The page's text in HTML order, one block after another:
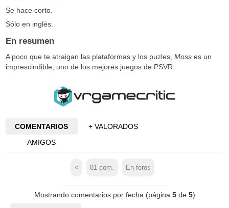
Se hace corto.
Sólo en inglés.
En resumen
A poco que te atraigan las plataformas y los puzles,Moss es un
imprescindible; uno de los mejores juegos de PSVR.
COMENTARIOS
+ VALORADOS
AMIGOS
< 81 com. En foros
Mostrando comentarios por fecha (página 5de 5)